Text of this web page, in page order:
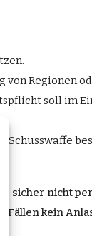
Regionen
soll im
Schusswaffe
sicher nicht
Fällen kein